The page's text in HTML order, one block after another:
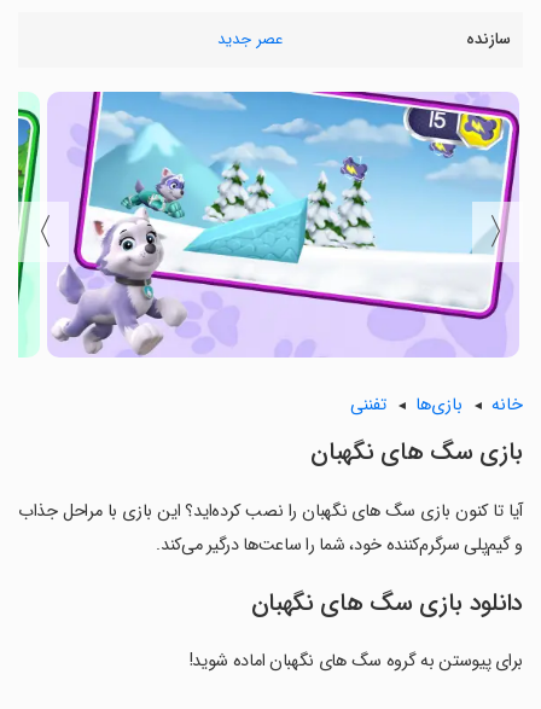
سازنده عصر جدید
〈
〉
خانه بازی‌ها تفننی
بازی سگ های نگهبان
آیا تا کنون بازی سگ های نگهبان را نصب کرده‌اید؟ این بازی با مراحل جذاب
و گیم‌پلی سرگرم‌کننده خود، شما را ساعت‌ها درگیر می‌کند.
دانلود بازی سگ های نگهبان
برای پیوستن به گروه سگ های نگهبان اماده شوید!